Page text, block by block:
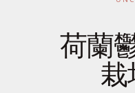
荷蘭